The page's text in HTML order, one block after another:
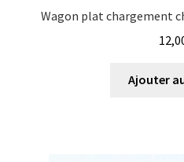
Wagon plat chargement
Ajouter